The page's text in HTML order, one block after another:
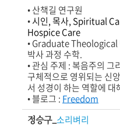
•산책길 연구원
•시인, 목사, Spiritual
Hospice Care
• Graduate Theological
박사 과정 수학.
• 관심 주제 : 복음주의 그
구체적으로 영위되는 신
서 성경이 하는 역할에 대
• 블로그 : Freedom
정승구_ 소리벼리